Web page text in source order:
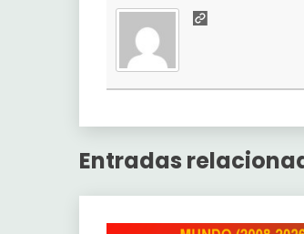
Entradas